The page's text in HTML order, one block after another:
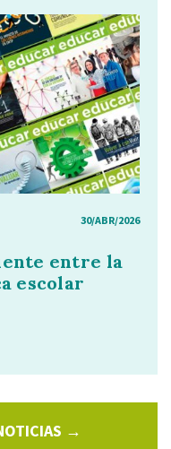
30/ABR/2026
entre la
escolar
→